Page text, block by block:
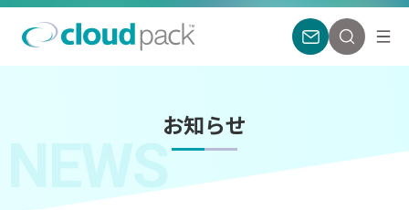
お知らせ
NEWS